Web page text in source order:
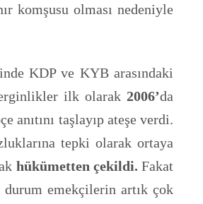
komşusu olması nedeniyle
KDP ve KYB arasındaki
ilk olarak 2006’da
taşlayıp ateşe verdi.
tepki olarak ortaya
hükümetten çekildi. Fakat
durum emekçilerin artık çok